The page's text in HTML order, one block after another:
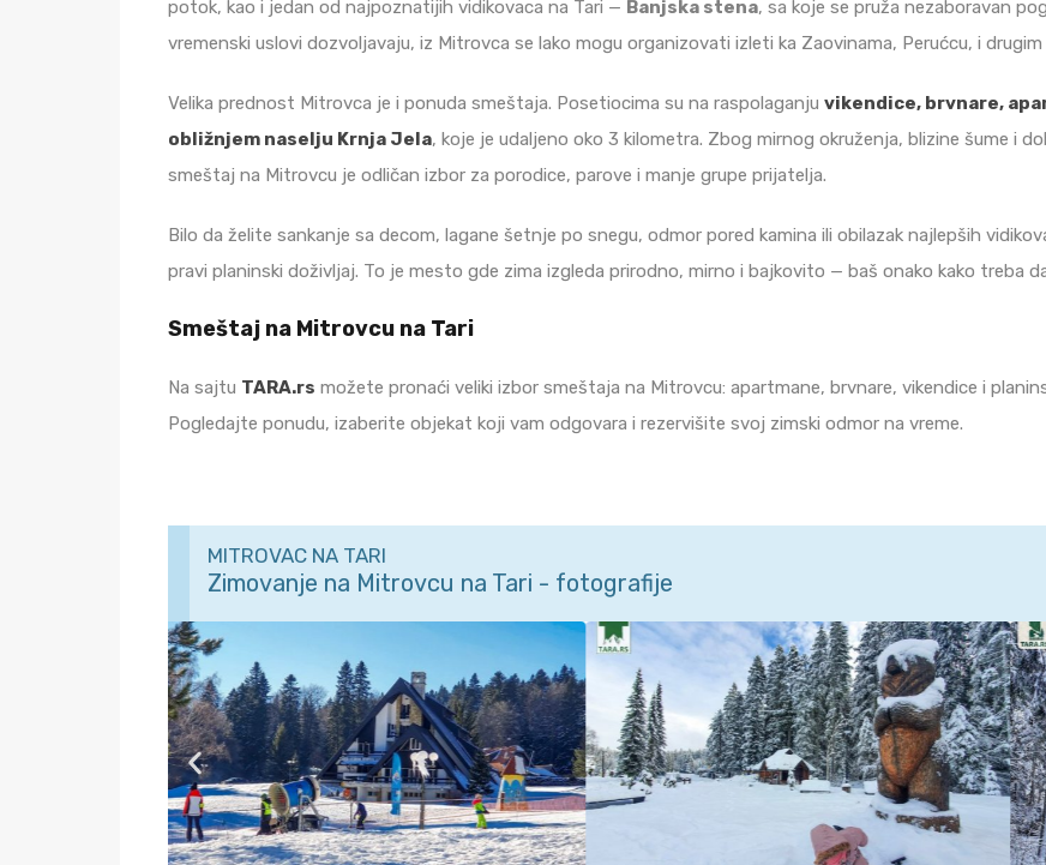
potok, kao i jedan od najpoznatijih vidikovaca na Tari — Banjska stena, sa koje se pruža nezaboravan
vremenski uslovi dozvoljavaju, iz Mitrovca se lako mogu organizovati izleti ka Zaovinama, Perućcu, i drugim
Velika prednost Mitrovca je i ponuda smeštaja. Posetiocima su na raspolaganju vikendice, brvnare,
obližnjem naselju Krnja Jela, koje je udaljeno oko 3 kilometra. Zbog mirnog okruženja, blizine šume i
smeštaj na Mitrovcu je odličan izbor za porodice, parove i manje grupe prijatelja.
Bilo da želite sankanje sa decom, lagane šetnje po snegu, odmor pored kamina ili obilazak najlepših
pravi planinski doživljaj. To je mesto gde zima izgleda prirodno, mirno i bajkovito — baš onako kako treba
Smeštaj na Mitrovcu na Tari
Na sajtu TARA.rs možete pronaći veliki izbor smeštaja na Mitrovcu: apartmane, brvnare, vikendice i
Pogledajte ponudu, izaberite objekat koji vam odgovara i rezervišite svoj zimski odmor na vreme.
MITROVAC NA TARI
Zimovanje na Mitrovcu na Tari - fotografije